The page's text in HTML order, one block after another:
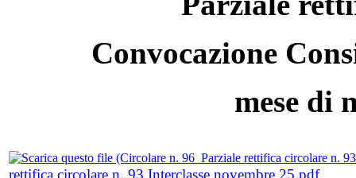
Convocazione
mese di
rettifica circolare n. 93 Interclasse novembre 25.pdf